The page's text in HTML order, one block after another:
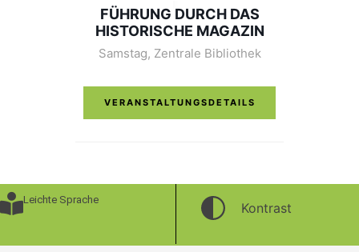
FÜHRUNG DURCH DAS
HISTORISCHE MAGAZIN
Samstag, Zentrale Bibliothek
VERANSTALTUNGSDETAILS
Leichte Sprache
Kontrast